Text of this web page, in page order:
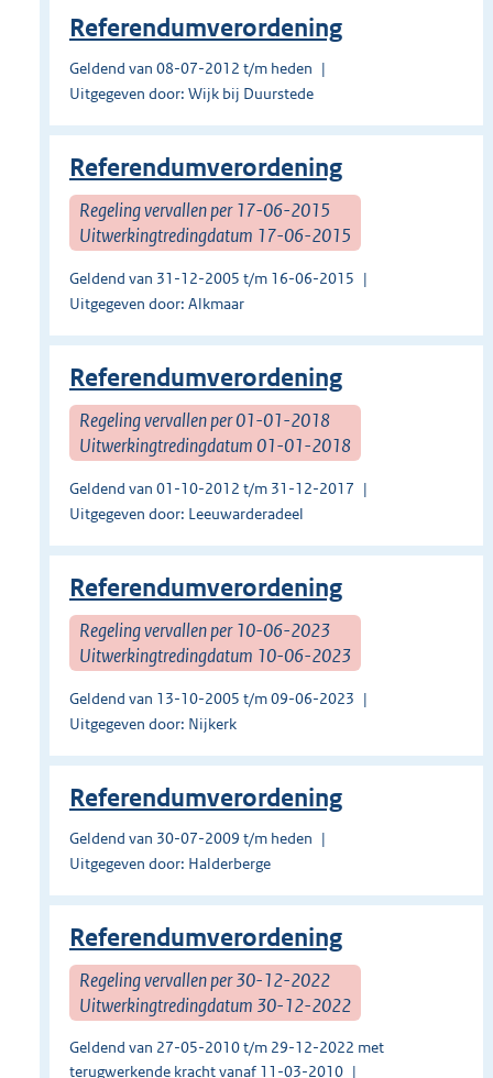
Referendumverordening
Geldend van 08-07-2012 t/m heden
Uitgegeven door: Wijk bij Duurstede
Referendumverordening
Regeling vervallen per 17-06-2015
Uitwerkingtredingdatum 17-06-2015
Geldend van 31-12-2005 t/m 16-06-2015
Uitgegeven door: Alkmaar
Referendumverordening
Regeling vervallen per 01-01-2018
Uitwerkingtredingdatum 01-01-2018
Geldend van 01-10-2012 t/m 31-12-2017
Uitgegeven door: Leeuwarderadeel
Referendumverordening
Regeling vervallen per 10-06-2023
Uitwerkingtredingdatum 10-06-2023
Geldend van 13-10-2005 t/m 09-06-2023
Uitgegeven door: Nijkerk
Referendumverordening
Geldend van 30-07-2009 t/m heden
Uitgegeven door: Halderberge
Referendumverordening
Regeling vervallen per 30-12-2022
Uitwerkingtredingdatum 30-12-2022
Geldend van 27-05-2010 t/m 29-12-2022 met
terugwerkende kracht vanaf 11-03-2010